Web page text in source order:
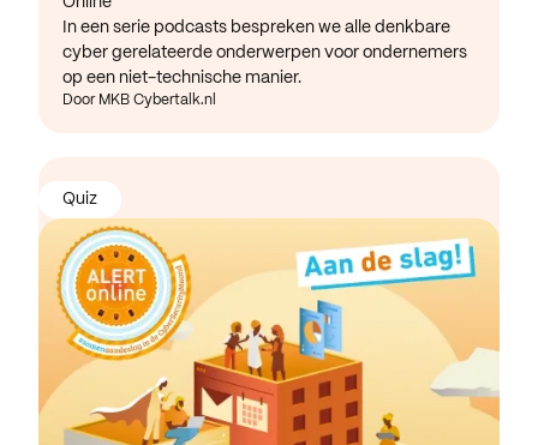
In een serie podcasts bespreken we alle denkbare
cyber gerelateerde onderwerpen voor ondernemers
op een niet-technische manier.
Door MKB Cybertalk.nl
Quiz